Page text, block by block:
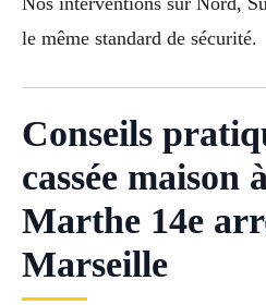
le même standard de sécurité.
Conseils
cassée maison
Marthe 14e
Marseille